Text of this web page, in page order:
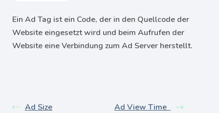
Ein Ad Tag ist ein Code, der in den Quellcode der
Website eingesetzt wird und beim Aufrufen der
Website eine Verbindung zum Ad Server herstellt.
Ad Size Ad View Time